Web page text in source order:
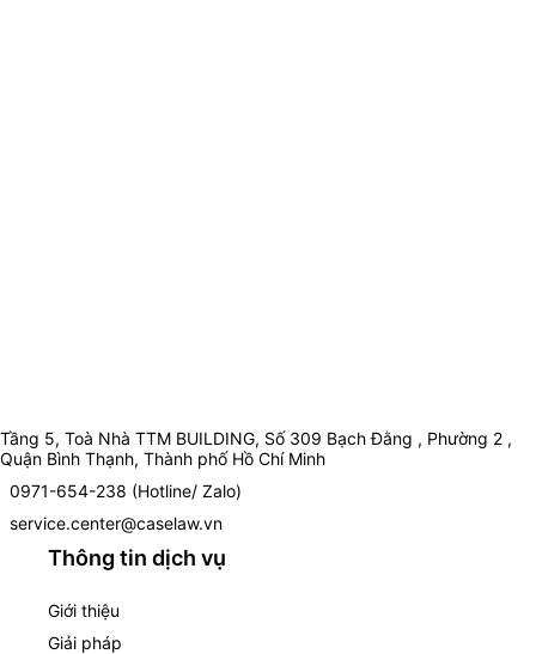
Tầng 5, Toà Nhà TTM BUILDING, Số 309 Bạch Đằng , Phường 2 ,
Quận Bình Thạnh, Thành phố Hồ Chí Minh
0971-654-238 (Hotline/ Zalo)
service.center@caselaw.vn
Thông tin dịch vụ
Giới thiệu
Giải pháp